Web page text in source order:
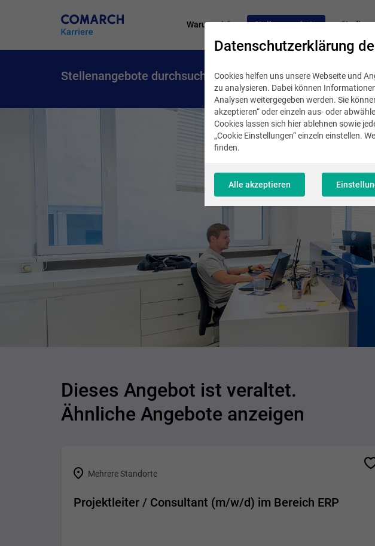
Warum wir? Stellenangebote
Stellenangebote durchsuchen
Dieses Angebot ist veraltet.
Ähnliche Angebote anzeigen
Mehrere Standorte
Projektleiter / Consultant (m/w/d) im Bereich ERP
Datenschutzerklärung
Cookies helfen uns unsere Webseite und
zu analysieren. Dabei können
Analysen weitergegeben werden. Sie
akzeptieren“ oder einzeln aus- oder
Cookies lassen sich hier ablehnen sowie
„Cookie Einstellungen“ einzeln einstellen.
finden.
Alle akzeptieren